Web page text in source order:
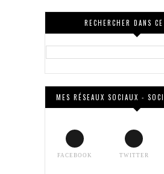
RECHERCHER DANS
MES RÉSEAUX SOCIAUX -
FACEBOOK TWITTER